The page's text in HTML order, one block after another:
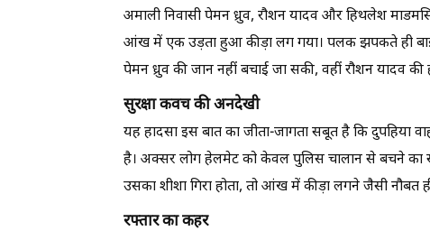
अमाली निवासी पेमन ध्रुव, रौशन यादव और हिथलेश
आंख में एक उड़ता हुआ कीड़ा लग गया। पलक झपकते ही
पेमन ध्रुव की जान नहीं बचाई जा सकी, वहीं रौशन यादव की
सुरक्षा कवच की अनदेखी
यह हादसा इस बात का जीता-जागता सबूत है कि दुपहिया
है। अक्सर लोग हेलमेट को केवल पुलिस चालान से बचने
उसका शीशा गिरा होता, तो आंख में कीड़ा लगने जैसी नौबत
रफ्तार का कहर